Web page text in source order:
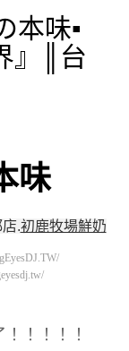
本味▪
』║台
味
.初鹿牧場鮮奶
！！！！